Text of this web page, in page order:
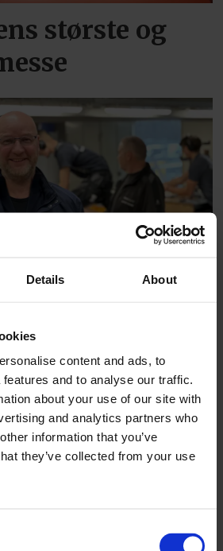
Details About
content and ads, to
and to analyse our traffic.
about your use of our site with
and analytics partners who
information that you’ve
they’ve collected from your use
største og
PLUS
fagbrev for